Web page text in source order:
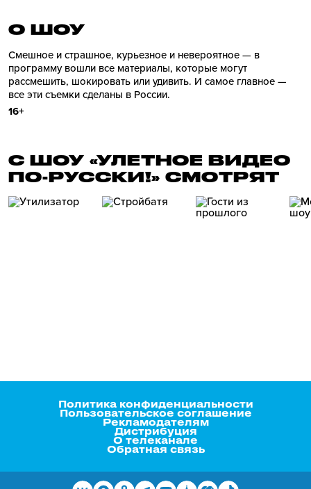
О ШОУ
Смешное и страшное, курьезное и невероятное — в
программу вошли все материалы, которые могут
рассмешить, шокировать или удивить. И самое главное —
все эти съемки сделаны в России.
16+
С ШОУ «УЛЕТНОЕ ВИДЕО
ПО-РУССКИ!» СМОТРЯТ
Политика конфиденциальности
Пользовательское соглашение
Рекламодателям
Дистрибуция
О телеканале
Обратная связь